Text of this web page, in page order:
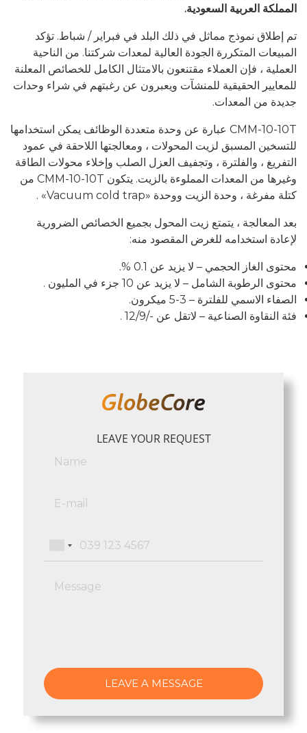
المملكة العربية السعودية.
تم إطلاق نموذج مماثل في ذلك البلد في فبراير / شباط. تؤكد
المبيعات المتكررة الجودة العالية لمعدات شركتنا. من الناحية
العملية ، فإن العملاء مقتنعون بالامتثال الكامل للخصائص المعلنة
للمعايير الحقيقية للمنشآت ويعبرون عن رغبتهم في شراء وحدات
جديدة من المعدات.
CMM-10-10T عبارة عن وحدة متعددة الوظائف يمكن استخدامها
للتسخين المسبق لزيت المحولات ، ومعالجتها اللاحقة في عمود
التفريغ ، والفلترة ، وتجفيف العزل الصلب وإخلاء محولات الطاقة
وغيرها من المعدات المملوءة بالزيت. يتكون CMM-10-10T من
كتلة مفرغة ، وحدة الزيت ووحدة «Vacuum cold trap» .
بعد المعالجة ، يتمتع زيت المحول بجميع الخصائص الضرورية
لإعادة استخدامه للغرض المقصود منه:
محتوى الغاز الحجمي – لا يزيد عن 0.1 %.
محتوى الرطوبة الشامل – لا يزيد عن 10 جزء في المليون .
الصفاء الاسمي للفلترة – 3-5 ميكرون.
فئة النقاوة الصناعية – لاتقل عن -/12/9 .
LEAVE YOUR REQUEST